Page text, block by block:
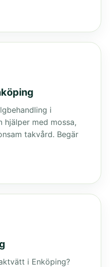
i
hjälper med mossa,
takvård. Begär
i Enköping?